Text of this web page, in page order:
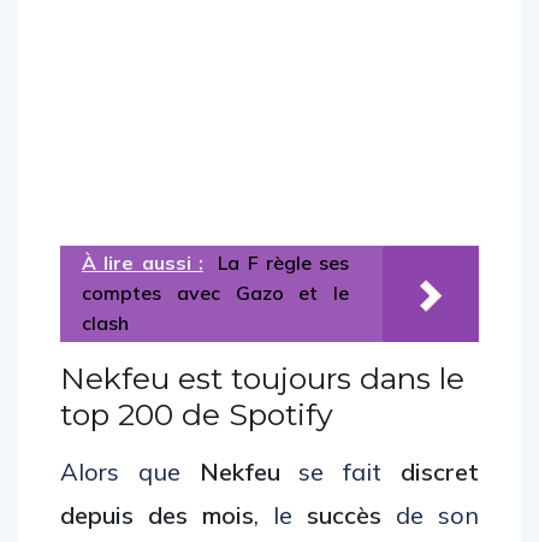
À lire aussi :
La F règle ses
comptes avec Gazo et le
clash
Nekfeu est toujours dans le
top 200 de Spotify
Alors que Nekfeu se fait discret
depuis des mois, le succès de son